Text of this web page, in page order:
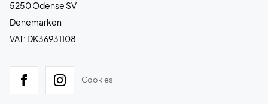
5250 Odense SV
Denemarken
VAT: DK36931108
Cookies